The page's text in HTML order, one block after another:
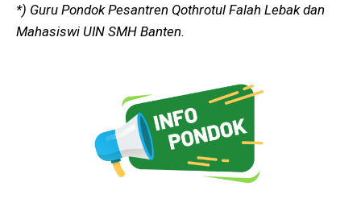
*) Guru Pondok Pesantren Qothrotul Falah Lebak dan
Mahasiswi UIN SMH Banten.